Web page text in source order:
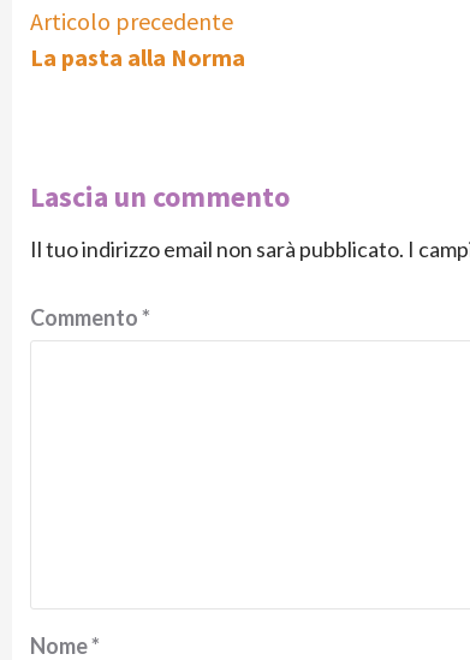
Continue
Reading
Articolo precedente
La pasta alla Norma
Lascia un commento
Il tuo indirizzo email non sarà pubblicato. I
Commento*
Nome*